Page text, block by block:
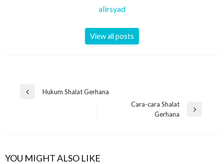
alirsyad
View all posts
Post
Previous
Hukum Shalat Gerhana
Cara-cara Shalat
Gerhana
YOU MIGHT ALSO LIKE